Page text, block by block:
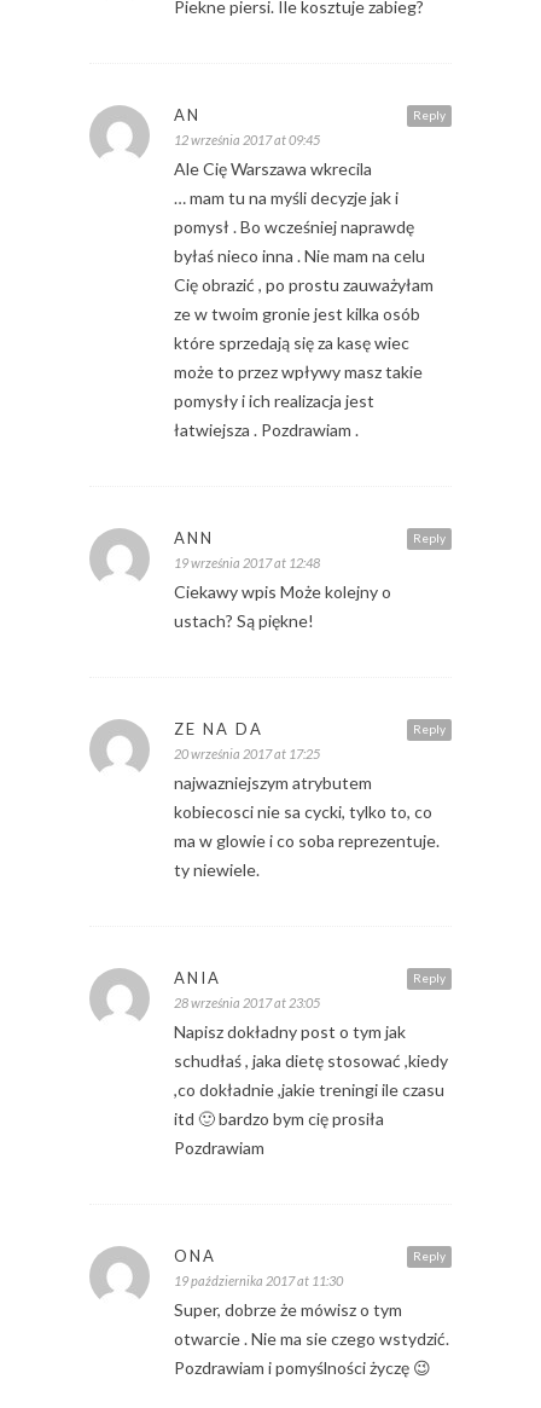
Piekne piersi. Ile kosztuje zabieg?
Reply
AN
12 września 2017 at 09:45
Ale Cię Warszawa wkrecila
… mam tu na myśli decyzje jak i
pomysł . Bo wcześniej naprawdę
byłaś nieco inna . Nie mam na celu
Cię obrazić , po prostu zauważyłam
ze w twoim gronie jest kilka osób
które sprzedają się za kasę wiec
może to przez wpływy masz takie
pomysły i ich realizacja jest
łatwiejsza . Pozdrawiam .
Reply
ANN
19 września 2017 at 12:48
Ciekawy wpis Może kolejny o
ustach? Są piękne!
Reply
ZE NA DA
20 września 2017 at 17:25
najwazniejszym atrybutem
kobiecosci nie sa cycki, tylko to, co
ma w glowie i co soba reprezentuje.
ty niewiele.
Reply
ANIA
28 września 2017 at 23:05
Napisz dokładny post o tym jak
schudłaś , jaka dietę stosować ,kiedy
,co dokładnie ,jakie treningi ile czasu
itd 🙂 bardzo bym cię prosiła
Pozdrawiam
Reply
ONA
19 października 2017 at 11:30
Super, dobrze że mówisz o tym
otwarcie . Nie ma sie czego wstydzić.
Pozdrawiam i pomyślności życzę 😉